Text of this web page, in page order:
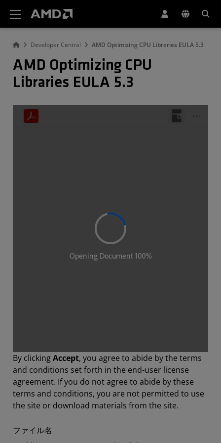
Developer Central AMD Optimizing CPU Libraries EULA 5.3
AMD Optimizing CPU
Libraries EULA 5.3
By clickingAccept, you agree to abide by the terms
and conditions set forth in the end-user license
agreement. If you do not agree to abide by these
terms and conditions, you are not permitted to use
the site or download materials from the site.
ファイル名